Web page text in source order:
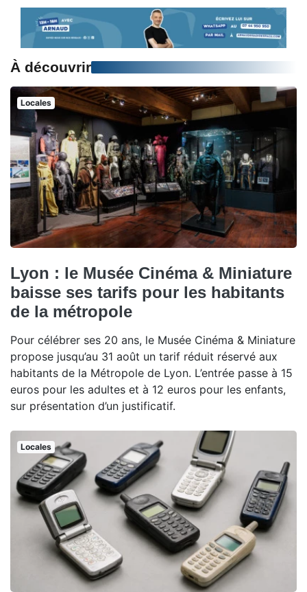
À découvrir
Locales
Lyon : le Musée Cinéma & Miniature
baisse ses tarifs pour les habitants
de la métropole
Pour célébrer ses 20 ans, le Musée Cinéma & Miniature
propose jusqu’au 31 août un tarif réduit réservé aux
habitants de la Métropole de Lyon. L’entrée passe à 15
euros pour les adultes et à 12 euros pour les enfants,
sur présentation d’un justificatif.
Locales